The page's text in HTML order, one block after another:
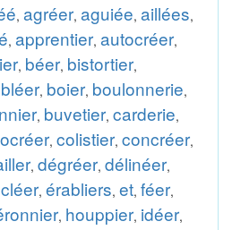
, agréer, aguiée, aillées,
, apprentier, autocréer,
, béer, bistortier,
bléer, boier, boulonnerie,
, buvetier, carderie,
, colistier, concréer,
, dégréer, délinéer,
, érabliers, et, féer,
, houppier, idéer,